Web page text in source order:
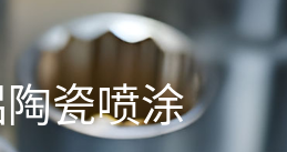
瓷喷涂